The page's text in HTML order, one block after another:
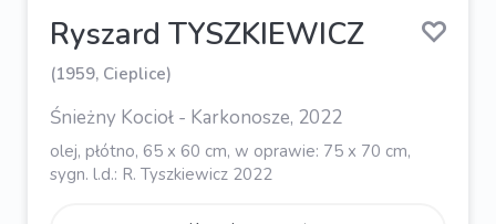
Ryszard TYSZKIEWICZ
(1959, Cieplice)
Śnieżny Kocioł - Karkonosze, 2022
olej, płótno, 65 x 60 cm, w oprawie: 75 x 70 cm,
sygn. l.d.: R. Tyszkiewicz 2022